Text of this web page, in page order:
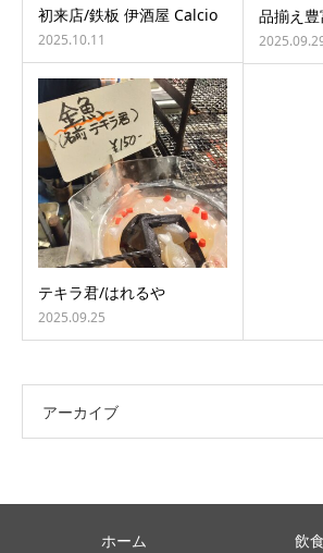
初来店/鉄板 伊酒屋 Calcio
2025.10.11
品揃え
テキラ君/はれるや
2025.09.25
アーカイブ
ホーム
飲